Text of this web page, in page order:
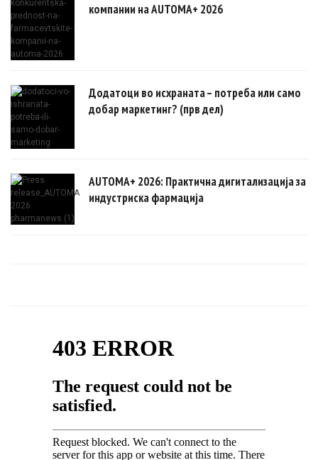
компании на AUTOMA+ 2026
Додатоци во исхраната – потреба или само
добар маркетинг? (прв дел)
AUTOMA+ 2026: Практична дигитализација за
индустриска фармација